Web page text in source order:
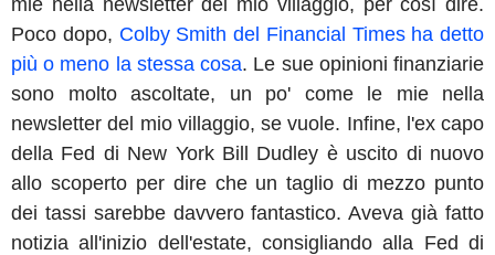
Poco dopo, Colby Smith del Financial Times ha detto
più o meno la stessa cosa. Le sue opinioni finanziarie
sono molto ascoltate, un po' come le mie nella
newsletter del mio villaggio, se vuole. Infine, l'ex capo
della Fed di New York Bill Dudley è uscito di nuovo
allo scoperto per dire che un taglio di mezzo punto
dei tassi sarebbe davvero fantastico. Aveva già fatto
notizia all'inizio dell'estate, consigliando alla Fed di